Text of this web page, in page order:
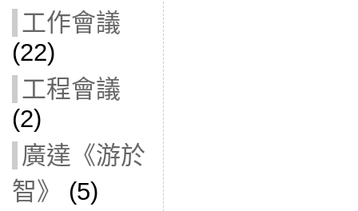
工作會議
(22)
工程會議
(2)
廣達《游於
智》
(5)